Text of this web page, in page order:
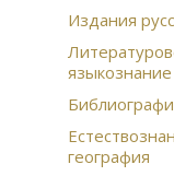
Издания
языкознание
география